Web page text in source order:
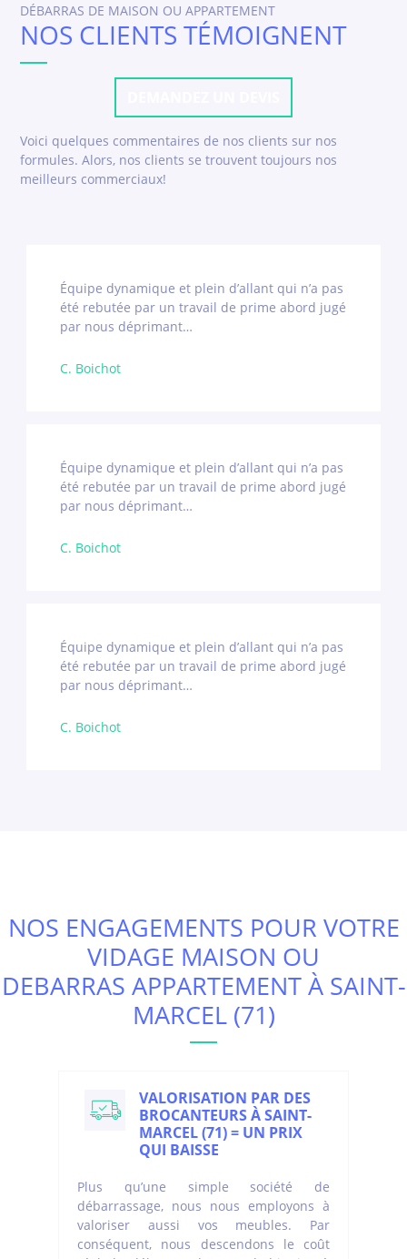
DÉBARRAS DE MAISON OU APPARTEMENT
NOS CLIENTS TÉMOIGNENT
Voici quelques commentaires de nos clients sur nos
formules. Alors, nos clients se trouvent toujours nos
meilleurs commerciaux!
Équipe dynamique et plein d’allant qui n’a pas
été rebutée par un travail de prime abord jugé
par nous déprimant…
C. Boichot
Équipe dynamique et plein d’allant qui n’a pas
été rebutée par un travail de prime abord jugé
par nous déprimant…
C. Boichot
Équipe dynamique et plein d’allant qui n’a pas
été rebutée par un travail de prime abord jugé
par nous déprimant…
C. Boichot
NOS ENGAGEMENTS POUR VOTRE
VIDAGE MAISON OU
DEBARRAS APPARTEMENT À SAINT-
MARCEL (71)
VALORISATION PAR DES
BROCANTEURS À SAINT-
MARCEL (71) = UN PRIX
QUI BAISSE
Plus qu’une simple société de
débarrassage, nous nous employons à
valoriser aussi vos meubles. Par
conséquent, nous descendons le coût